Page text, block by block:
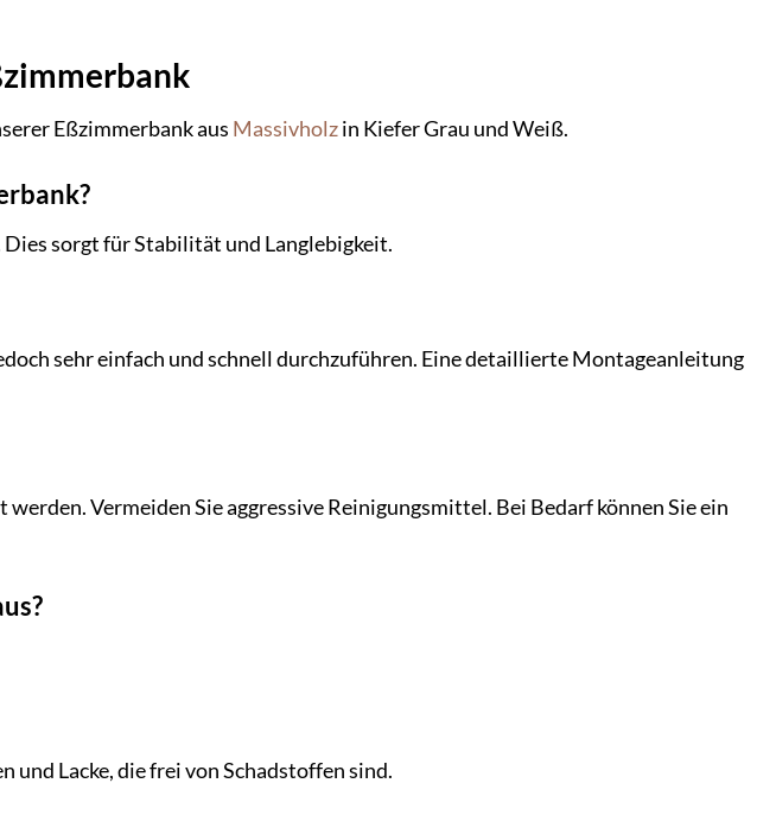
Eßzimmerbank aus Massivholzin Kiefer Grau und Weiß.
sorgt für Stabilität und Langlebigkeit.
sehr einfach und schnell durchzuführen. Eine detaillierte Montageanleitung
Vermeiden Sie aggressive Reinigungsmittel. Bei Bedarf können Sie ein
Lacke, die frei von Schadstoffen sind.